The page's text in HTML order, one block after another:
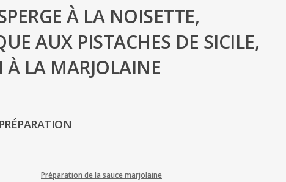
À LA NOISETTE,
AUX PISTACHES DE SICILE,
LA MARJOLAINE
PRÉPARATION
Préparation de la sauce marjolaine